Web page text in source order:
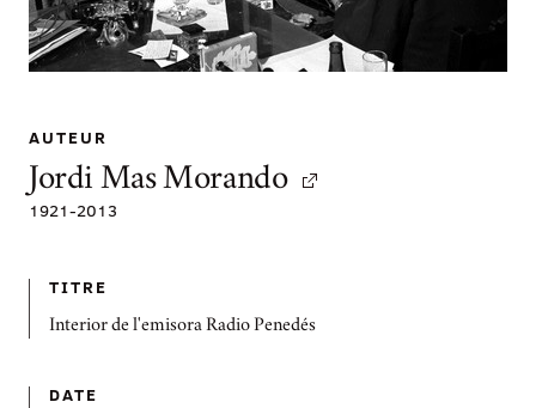
AUTEUR
Jordi Mas Morando
1921-2013
TITRE
Interior de l'emisora Radio Penedés
DATE